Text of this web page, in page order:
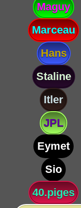
Maguy
Marceau
Hans
Staline
Itler
JPL
Eymet
Sio
40.piges